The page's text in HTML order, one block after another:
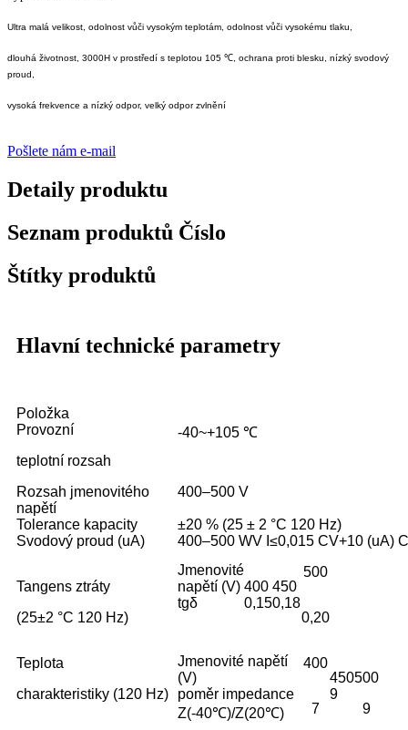
Ultra malá velikost, odolnost vůči vysokým teplotám, odolnost vůči vysokému tlaku,
dlouhá životnost, 3000H v prostředí s teplotou 105 ℃, ochrana proti blesku, nízký svodový
proud,
vysoká frekvence a nízký odpor, velký odpor zvlnění
Pošlete nám e-mail
Detaily produktu
Seznam produktů Číslo
Štítky produktů
Hlavní technické parametry
Položka
Provozní
teplotní rozsah
-40~+105 ℃
Rozsah jmenovitého
napětí
400–500 V
Tolerance kapacity
±20 % (25 ± 2 °C 120 Hz)
Svodový proud (uA)
400–500 WV I≤0,015 CV+10 (uA)
Tangens ztráty
(25±2 °C 120 Hz)
Jmenovité
napětí (V) 400 450
500
tgδ
0,150,18
0,20
Teplota
charakteristiky (120 Hz)
Jmenovité napětí
(V)
400
450500
poměr impedance
Z(-40℃)/Z(20℃)
7
9
9